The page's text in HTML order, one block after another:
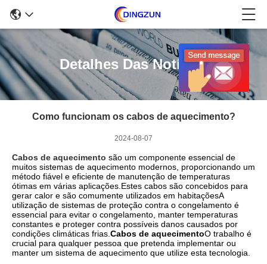
Detalhes Das Notícias
Como funcionam os cabos de aquecimento?
2024-08-07
Cabos de aquecimento são um componente essencial de
muitos sistemas de aquecimento modernos, proporcionando um
método fiável e eficiente de manutenção de temperaturas
ótimas em várias aplicações.Estes cabos são concebidos para
gerar calor e são comumente utilizados em habitaçõesA
utilização de sistemas de proteção contra o congelamento é
essencial para evitar o congelamento, manter temperaturas
constantes e proteger contra possíveis danos causados por
condições climáticas frias. Cabos de aquecimentoO trabalho é
crucial para qualquer pessoa que pretenda implementar ou
manter um sistema de aquecimento que utilize esta tecnologia.